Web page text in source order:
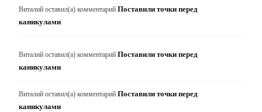
Виталий оставил(а) комментарий Поставили точки перед
каникулами
Виталий оставил(а) комментарий Поставили точки перед
каникулами
Виталий оставил(а) комментарий Поставили точки перед
каникулами